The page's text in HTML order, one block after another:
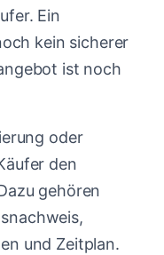
Ein
kein sicherer
ist noch
oder
den
gehören
und Zeitplan.